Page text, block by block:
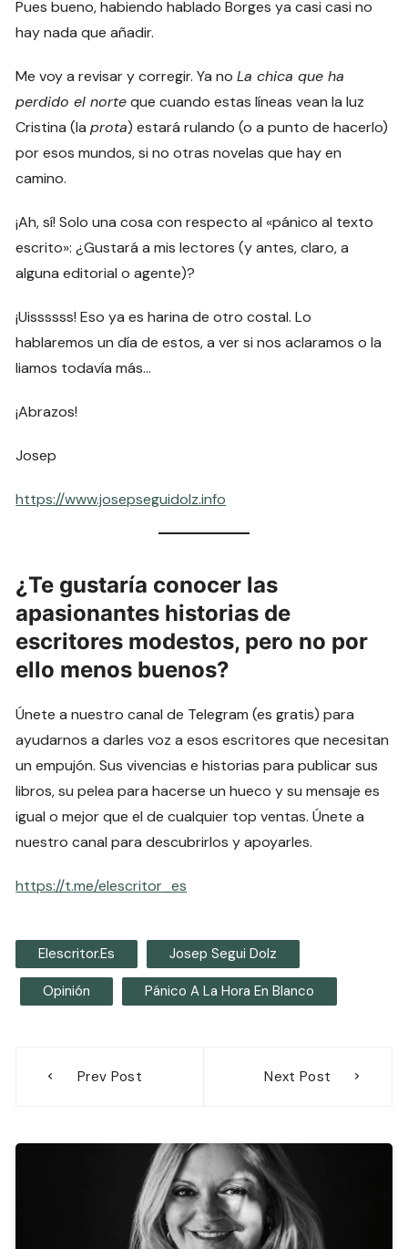
Pues bueno, habiendo hablado Borges ya casi casi no
hay nada que añadir.
Me voy a revisar y corregir. Ya noLa chica que ha
perdido el norteque cuando estas líneas vean la luz
Cristina (laprota) estará rulando (o a punto de hacerlo)
por esos mundos, si no otras novelas que hay en
camino.
¡Ah, sí! Solo una cosa con respecto al «pánico al texto
escrito»: ¿Gustará a mis lectores (y antes, claro, a
alguna editorial o agente)?
¡Uissssss! Eso ya es harina de otro costal. Lo
hablaremos un día de estos, a ver si nos aclaramos o la
liamos todavía más…
¡Abrazos!
Josep
https://www.josepseguidolz.info
¿Te gustaría conocer las
apasionantes historias de
escritores modestos, pero no por
ello menos buenos?
Únete a nuestro canal de Telegram (es gratis) para
ayudarnos a darles voz a esos escritores que necesitan
un empujón. Sus vivencias e historias para publicar sus
libros, su pelea para hacerse un hueco y su mensaje es
igual o mejor que el de cualquier top ventas. Únete a
nuestro canal para descubrirlos y apoyarles.
https://t.me/elescritor_es
Elescritor.es Josep Segui Dolz
Opinión Pánico A La Hora En Blanco
Prev Post Next Post